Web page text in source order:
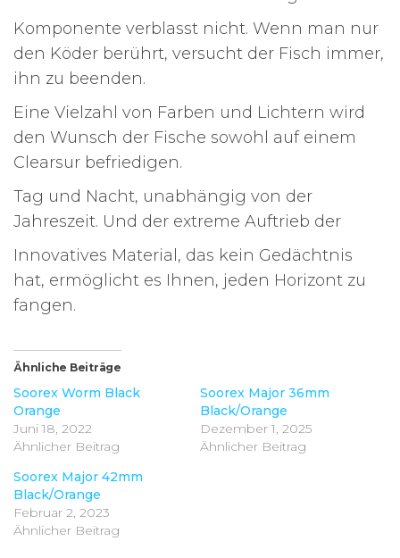
Komponente verblasst nicht. Wenn man nur
den Köder berührt, versucht der Fisch immer,
ihn zu beenden.
Eine Vielzahl von Farben und Lichtern wird
den Wunsch der Fische sowohl auf einem
Clearsur befriedigen.
Tag und Nacht, unabhängig von der
Jahreszeit. Und der extreme Auftrieb der
Innovatives Material, das kein Gedächtnis
hat, ermöglicht es Ihnen, jeden Horizont zu
fangen.
Ähnliche Beiträge
Soorex Worm Black
Orange
Juni 18, 2022
Ähnlicher Beitrag
Soorex Major 36mm
Black/Orange
Dezember 1, 2025
Ähnlicher Beitrag
Soorex Major 42mm
Black/Orange
Februar 2, 2023
Ähnlicher Beitrag